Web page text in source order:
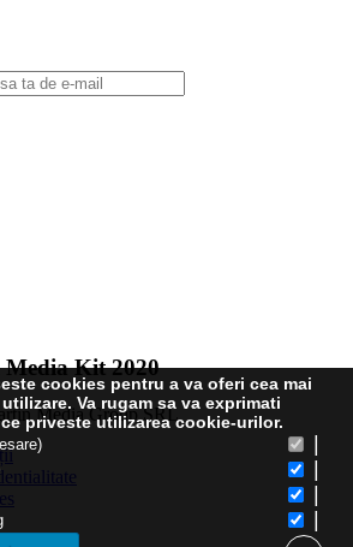
Kit 2020
Media Group SRL
cookies pentru a va oferi cea mai
Va rugam sa va exprimati
priveste utilizarea cookie-urilor.